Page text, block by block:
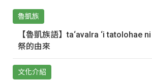
魯凱族
【魯凱族語】ta‘avalra ‘i tatolohae
祭的由來
文化介紹